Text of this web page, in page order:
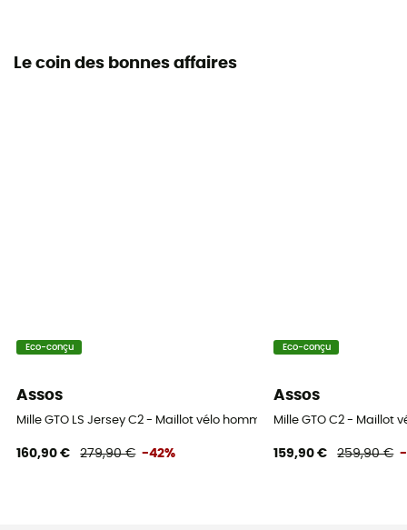
Le coin des bonnes affaires
Eco-conçu
Assos
Mille GTO LS Jersey C2 - Maillot vélo homme
160,90 € 279,90 € -42%
Eco-conçu
Assos
Mille GTO C2 - Maillot
159,90 € 259,90 € -